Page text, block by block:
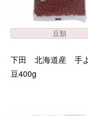
豆類
下田 北海道産 手
豆400g